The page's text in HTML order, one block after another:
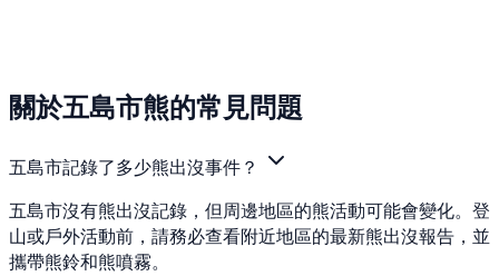
關於五島市熊的常見問題
五島市記錄了多少熊出沒事件？
五島市沒有熊出沒記錄，但周邊地區的熊活動可能會變化。登
山或戶外活動前，請務必查看附近地區的最新熊出沒報告，並
攜帶熊鈴和熊噴霧。